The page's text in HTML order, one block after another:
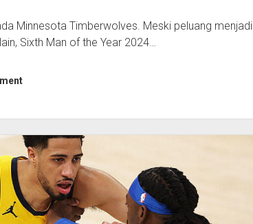
Minnesota Timberwolves. Meski peluang menjadi
Sixth Man of the Year 2024…